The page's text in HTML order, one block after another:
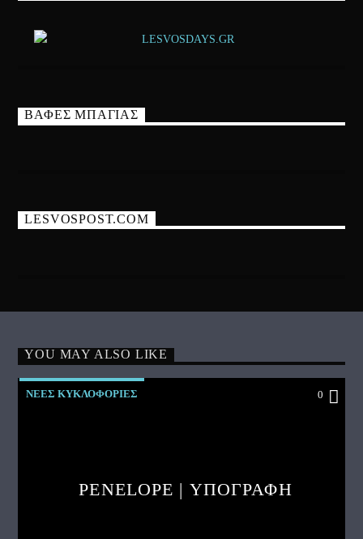
ΒΑΦΕΣ ΜΠΑΓΙΑΣ
LESVOSPOST.COM
YOU MAY ALSO LIKE
ΝΕΕΣ ΚΥΚΛΟΦΟΡΙΕΣ 0
PENELOPE | ΥΠΟΓΡΑΦΗ